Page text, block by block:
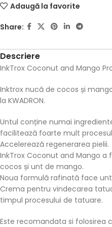
Adaugă la favorite
Share:
Descriere
InkTrox Coconut and Mango
Inktrox nucă de cocos și
la KWADRON.
Untul conține numai
facilitează foarte mult
Accelerează regenerarea pielii.
InkTrox Coconut and Mango
cocos și unt de mango.
Noua formulă rafinată face
Crema pentru vindecarea
timpul procesului de tatuare.
Este recomandata si folosirea